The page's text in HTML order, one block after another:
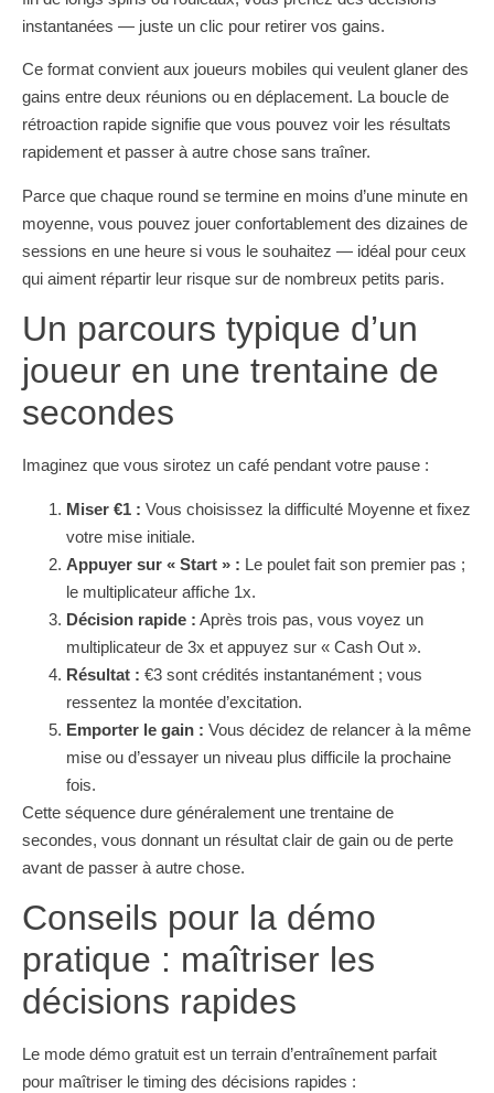
instantanées — juste un clic pour retirer vos gains.
Ce format convient aux joueurs mobiles qui veulent glaner des
gains entre deux réunions ou en déplacement. La boucle de
rétroaction rapide signifie que vous pouvez voir les résultats
rapidement et passer à autre chose sans traîner.
Parce que chaque round se termine en moins d’une minute en
moyenne, vous pouvez jouer confortablement des dizaines de
sessions en une heure si vous le souhaitez — idéal pour ceux
qui aiment répartir leur risque sur de nombreux petits paris.
Un parcours typique d’un
joueur en une trentaine de
secondes
Imaginez que vous sirotez un café pendant votre pause :
Miser €1 : Vous choisissez la difficulté Moyenne et fixez
votre mise initiale.
Appuyer sur « Start » : Le poulet fait son premier pas ;
le multiplicateur affiche 1x.
Décision rapide : Après trois pas, vous voyez un
multiplicateur de 3x et appuyez sur « Cash Out ».
Résultat : €3 sont crédités instantanément ; vous
ressentez la montée d’excitation.
Emporter le gain : Vous décidez de relancer à la même
mise ou d’essayer un niveau plus difficile la prochaine
fois.
Cette séquence dure généralement une trentaine de
secondes, vous donnant un résultat clair de gain ou de perte
avant de passer à autre chose.
Conseils pour la démo
pratique : maîtriser les
décisions rapides
Le mode démo gratuit est un terrain d’entraînement parfait
pour maîtriser le timing des décisions rapides :